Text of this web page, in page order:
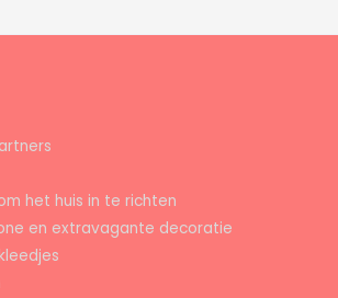
het huis in te richten
en extravagante decoratie